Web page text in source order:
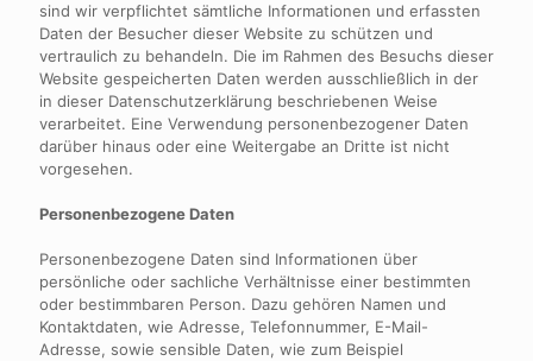
sind wir verpflichtet sämtliche Informationen und erfassten
Daten der Besucher dieser Website zu schützen und
vertraulich zu behandeln. Die im Rahmen des Besuchs dieser
Website gespeicherten Daten werden ausschließlich in der
in dieser Datenschutzerklärung beschriebenen Weise
verarbeitet. Eine Verwendung personenbezogener Daten
darüber hinaus oder eine Weitergabe an Dritte ist nicht
vorgesehen.
Personenbezogene Daten
Personenbezogene Daten sind Informationen über
persönliche oder sachliche Verhältnisse einer bestimmten
oder bestimmbaren Person. Dazu gehören Namen und
Kontaktdaten, wie Adresse, Telefonnummer, E-Mail-
Adresse, sowie sensible Daten, wie zum Beispiel